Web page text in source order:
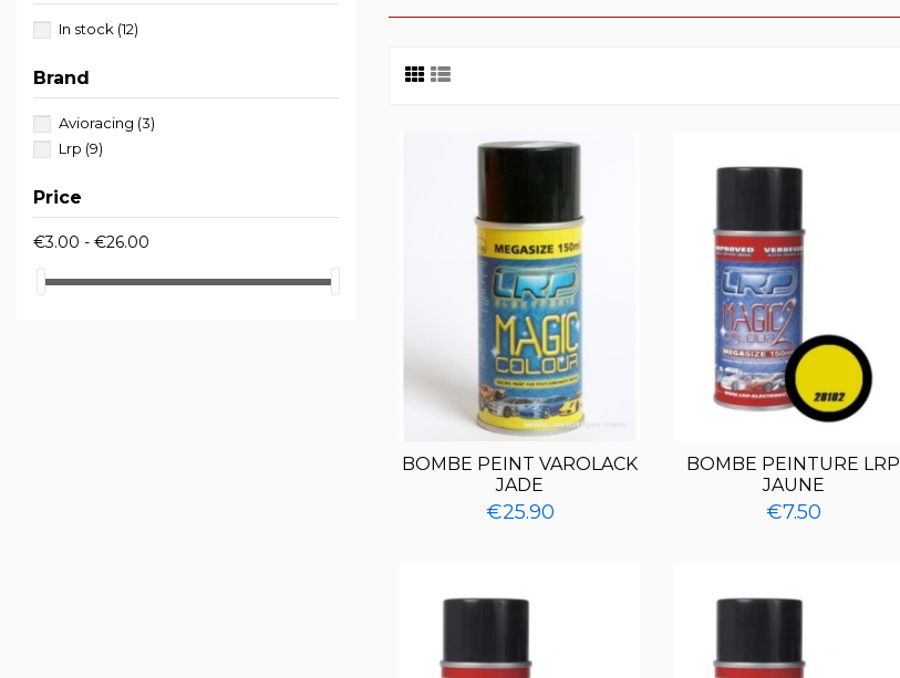
BOMBE PEINT VAROLACK
JADE
€25.90
BOMBE PEINTURE LRP
JAUNE
€7.50
In stock (12)
Brand
Avioracing (3)
Lrp (9)
Price
€3.00 - €26.00